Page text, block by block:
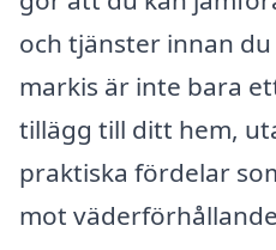
och tjänster innan
markis är inte bara
tillägg till ditt hem,
praktiska fördelar
mot